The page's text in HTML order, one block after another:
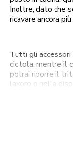
Inoltre, dato che
ricavare ancora
Tutti gli
ciotola, mentre il
potrai riporre il
lavoro o nella